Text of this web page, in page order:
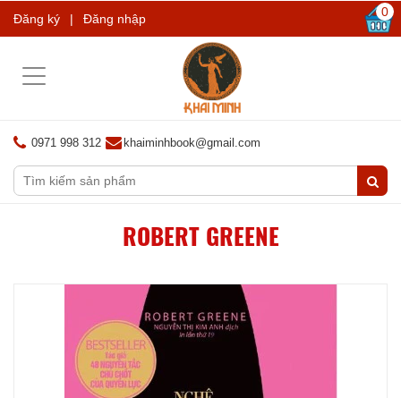
Đăng ký | Đăng nhập 0
Toggle
0971 998 312 khaiminhbook@gmail.com
ROBERT GREENE